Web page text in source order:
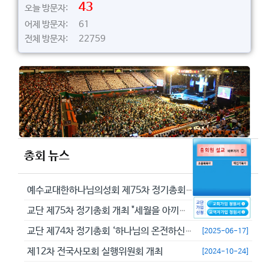
오늘 방문자: 43
어제 방문자: 61
전체 방문자: 22759
총회 뉴스
예수교대한하나님의성회 제75차 정기총회에서 정동수 목사를 이단으로 결의... [2026-05-29]
교단 제75차 정기총회 개최 "세월을 아끼라 때가 악하니라"(엡 5:16... [2026-05-23]
교단 제74차 정기총회 ‘하나님의 온전하신 뜻을 분별하자’ [2025-06-17]
제12차 전국사모회 실행위원회 개최 [2024-10-24]